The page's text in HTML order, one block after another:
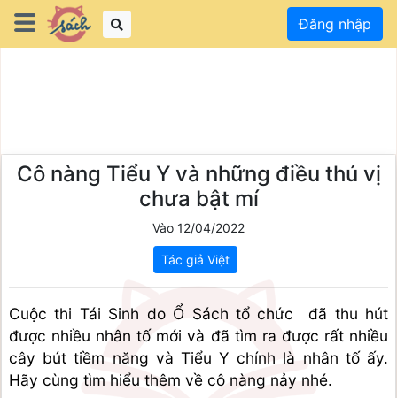
Đăng nhập
Cô nàng Tiểu Y và những điều thú vị
chưa bật mí
Vào 12/04/2022
Tác giả Việt
Cuộc thi Tái Sinh do Ổ Sách tổ chức  đã thu hút
được nhiều nhân tố mới và đã tìm ra được rất nhiều
cây bút tiềm năng và Tiểu Y chính là nhân tố ấy.
Hãy cùng tìm hiểu thêm về cô nàng nảy nhé.